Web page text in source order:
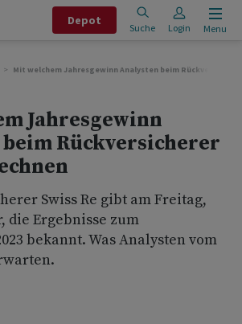
Depot
Suche Login Menu
Mit welchem Jahresgewinn Analysten beim
Jahresgewinn
Rückversicherer
Swiss Re gibt am Freitag,
die Ergebnisse zum
bekannt. Was Analysten vom